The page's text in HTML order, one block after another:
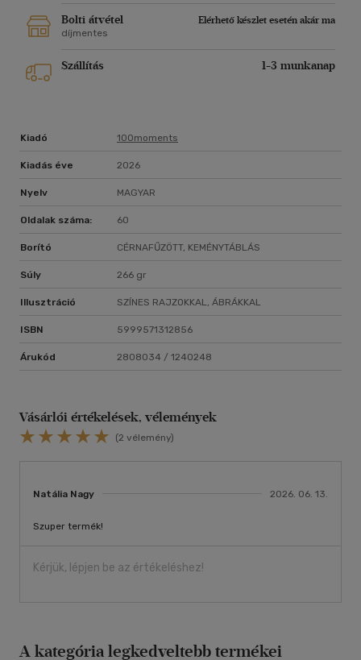
Bolti átvétel
Elérhető készlet esetén akár ma
díjmentes
Szállítás 1-3 munkanap
Kiadó 100moments
Kiadás éve 2026
Nyelv MAGYAR
Oldalak száma: 60
Borító CÉRNAFŰZÖTT, KEMÉNYTÁBLÁS
Súly 266 gr
Illusztráció SZÍNES RAJZOKKAL, ÁBRÁKKAL
ISBN 5999571312856
Árukód 2808034 / 1240248
Vásárlói értékelések, vélemények
(2 vélemény)
Natália Nagy 2026. 06. 13.
Szuper termék!
Kérjük, lépjen be az értékeléshez!
A kategória legkedveltebb termékei